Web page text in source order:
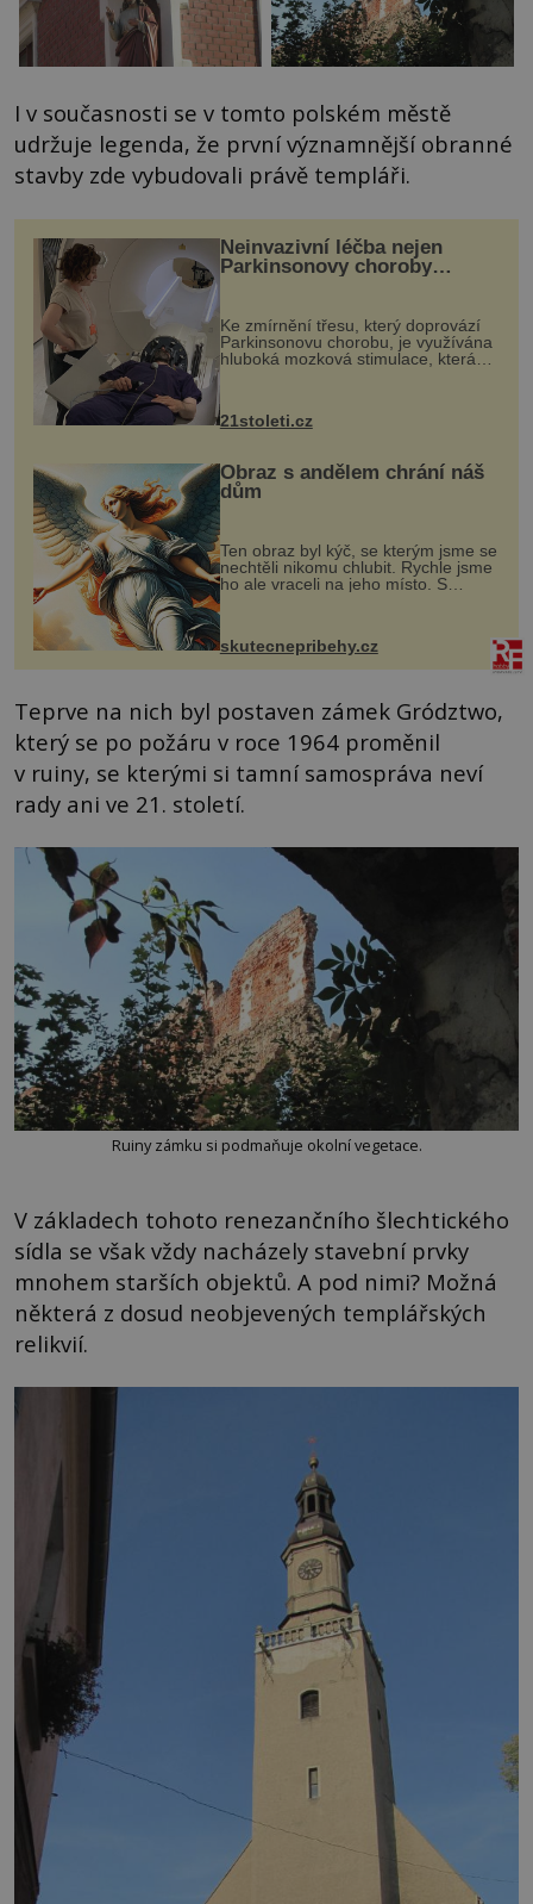
I v současnosti se v tomto polském městě
udržuje legenda, že první významnější obranné
stavby zde vybudovali právě templáři.
Neinvazivní léčba nejen
Parkinsonovy choroby
Ke zmírnění třesu, který doprovází
Parkinsonovu chorobu, je využívána
hluboká mozková stimulace, která
však vyžaduje vysoce invazivní
zákrok. Ultrazvuk zase není vhodný
k dostatečně přesnému zacílení ...
21stoleti.cz
Obraz s andělem chrání náš
dům
Ten obraz byl kýč, se kterým jsme se
nechtěli nikomu chlubit. Rychle jsme
ho ale vraceli na jeho místo. S
manželem Vaškem jsme si pořídili
chaloupku, takový domek na severu
Čech, kde jsme si naplánova...
skutecnepribehy.cz
Teprve na nich byl postaven zámek Grództwo,
který se po požáru v roce 1964 proměnil
v ruiny, se kterými si tamní samospráva neví
rady ani ve 21. století.
Ruiny zámku si podmaňuje okolní vegetace.
V základech tohoto renezančního šlechtického
sídla se však vždy nacházely stavební prvky
mnohem starších objektů. A pod nimi? Možná
některá z dosud neobjevených templářských
relikvií.